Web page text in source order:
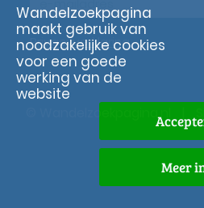
Privacyverklaring
© Wandelzoekpagina.nl
Wandelzoekpagina
maakt gebruik van
noodzakelijke cookies
voor een goede
werking van de
website
Meer